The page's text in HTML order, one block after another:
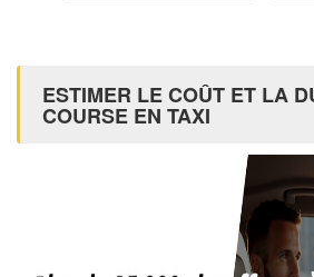
ESTIMER LE COÛT ET LA
COURSE EN TAXI